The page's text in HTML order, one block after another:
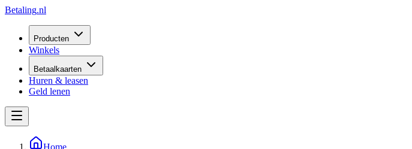
Betaling.nl
Producten
Winkels
Betaalkaarten
Huren & leasen
Geld lenen
Home